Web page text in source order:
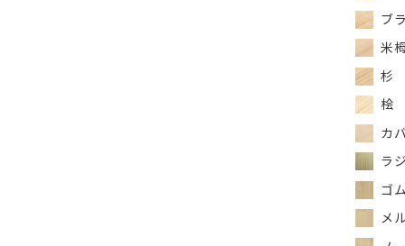
ブ
米
杉
桧
カ
ラ
ゴ
メ